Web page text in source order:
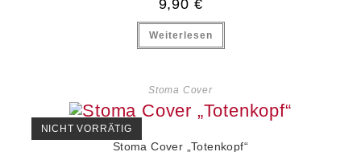
9,90 €
Weiterlesen
Stoma Cover
NICHT VORRÄTIG
Stoma Cover „Totenkopf“